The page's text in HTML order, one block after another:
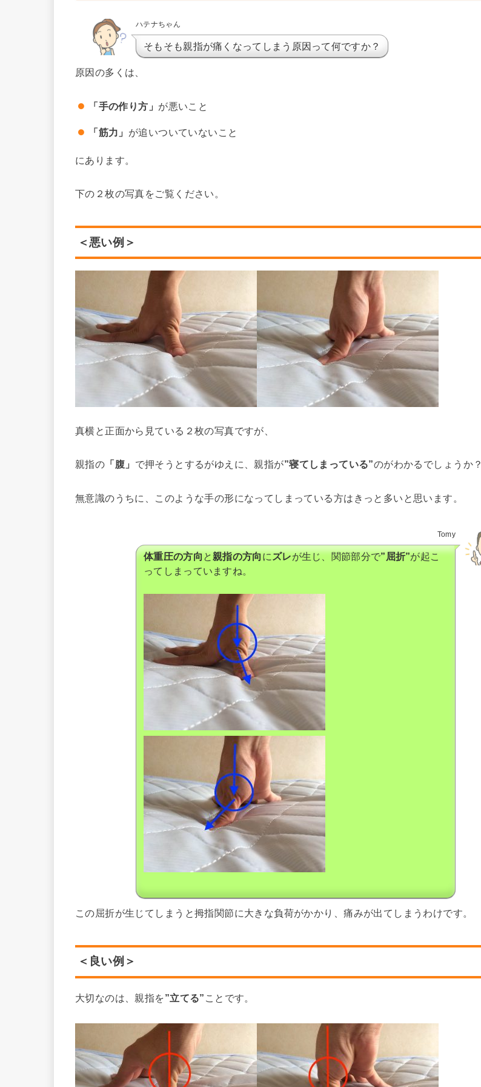
ハテナちゃん
そもそも親指が痛くなってしまう原因って何ですか？
原因の多くは、
「手の作り方」 が悪いこと
「筋力」 が追いついていないこと
にあります。
下の２枚の写真をご覧ください。
＜悪い例＞
真横と正面から見ている２枚の写真ですが、
親指の 「腹」 で押そうとするがゆえに、親指が”寝てしまっている”のがわかるでしょうか？
無意識のうちに、このような手の形になってしまっている方はきっと多いと思います。
Tomy
体重圧の方向と親指の方向にズレが生じ、関節部分で”屈折”が起こ
ってしまっていますね。
この屈折が生じてしまうと拇指関節に大きな負荷がかかり、痛みが出てしまうわけです。
＜良い例＞
大切なのは、親指を”立てる” ことです。